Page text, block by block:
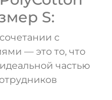
S:
с
— это то, что
частью